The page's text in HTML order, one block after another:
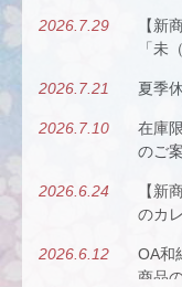
2026.7.29
【新
「未
2026.7.21 夏季
2026.7.10
在庫
のご
2026.6.24
【新
のカ
2026.6.12
OA和
商品